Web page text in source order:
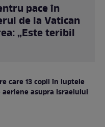
pace în
de la Vatican
„Este teribil
care 13 copii în luptele
asupra Israelului